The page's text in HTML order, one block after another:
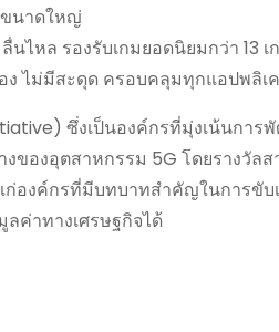
นาดใหญ่
ไหล รองรับเกมยอดนิยมกว่า 13 เ
ง ไม่มีสะดุด ครอบคลุมทุกแอปพลิเ
ซึ่งเป็นองค์กรที่มุ่งเน้นการ
ของอุตสาหกรรม 5G โดยรางวั
งค์กรที่มีบทบาทสำคัญในการขับ
ค่าทางเศรษฐกิจได้